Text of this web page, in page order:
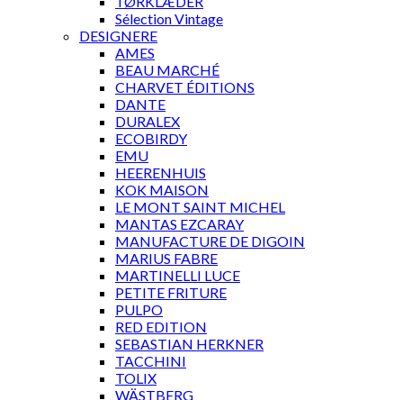
Sélection Vintage
DESIGNERE
AMES
BEAU MARCHÉ
CHARVET ÉDITIONS
DANTE
DURALEX
ECOBIRDY
EMU
HEERENHUIS
KOK MAISON
LE MONT SAINT MICHEL
MANTAS EZCARAY
MANUFACTURE DE DIGOIN
MARIUS FABRE
MARTINELLI LUCE
PETITE FRITURE
PULPO
RED EDITION
SEBASTIAN HERKNER
TACCHINI
TOLIX
WÄSTBERG